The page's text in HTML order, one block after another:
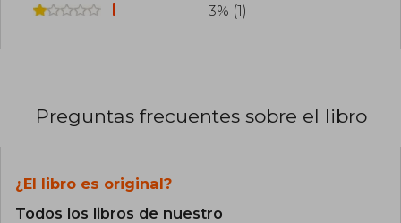
3% (1)
Preguntas frecuentes sobre el libro
¿El libro es original?
Todos los libros de nuestro